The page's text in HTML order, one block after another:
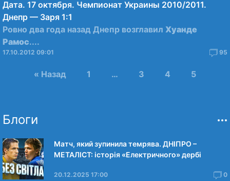
Дата. 17 октября. Чемпионат Украины 2010/2011.
Днепр — Заря 1:1
Ровно два года назад Днепр возглавил Хуанде
Рамос....
17.10.2012 09:01 95
« Назад 1 … 3 4 5
Блоги
Матч, який зупинила темрява. ДНІПРО –
МЕТАЛІСТ: історія «Електричного» дербі
20.12.2025 17:00 0